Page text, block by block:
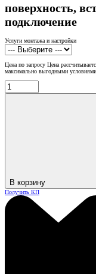
поверхность,
подключение
Услуги монтажа и настройки
Цена по запросу Цена
максимально выгодными условиями.
В корзину
Получить КП